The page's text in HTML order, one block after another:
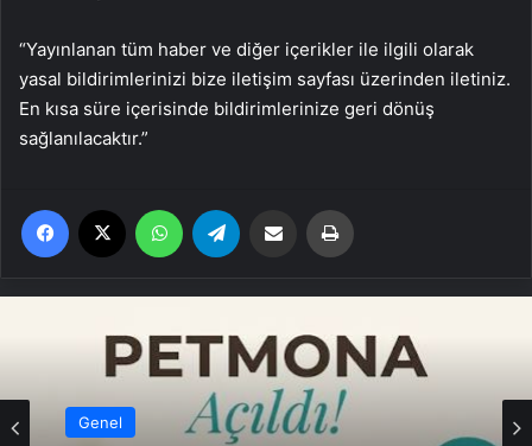
“Yayınlanan tüm haber ve diğer içerikler ile ilgili olarak
yasal bildirimlerinizi bize iletişim sayfası üzerinden iletiniz.
En kısa süre içerisinde bildirimlerinize geri dönüş
sağlanılacaktır.”
Facebook WhatsApp Email'den paylaş
Genel